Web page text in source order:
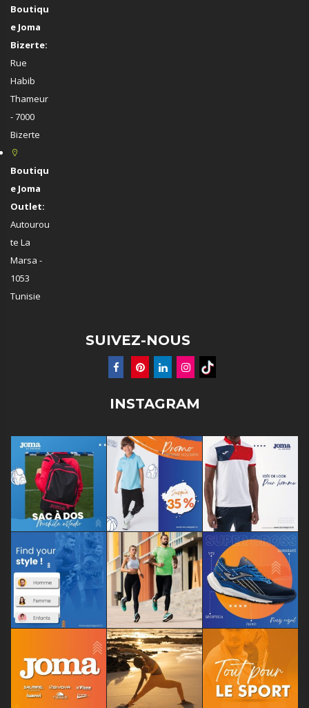
Boutiqu
e Joma
Bizerte:
Rue
Habib
Thameur
- 7000
Bizerte
Boutiqu
e Joma
Outlet:
Autourou
te La
Marsa -
1053
Tunisie
SUIVEZ-NOUS
INSTAGRAM